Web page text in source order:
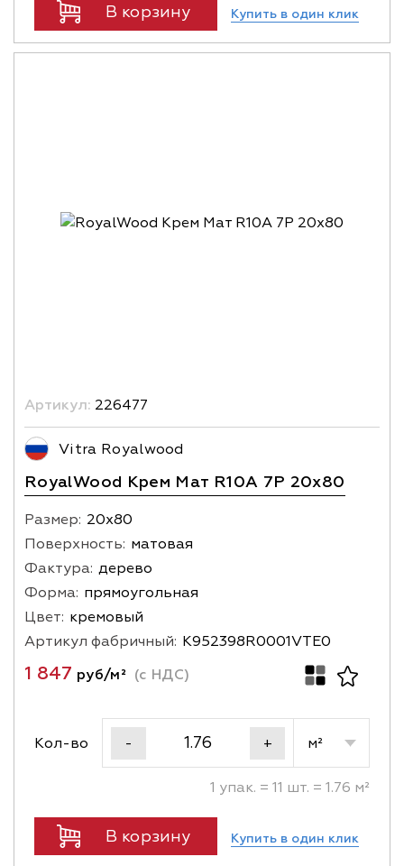
В корзину Купить в один клик
Артикул: 226477
Vitra Royalwood
RoyalWood Крем Мат R10A 7Р 20х80
Размер: 20х80
Поверхность: матовая
Фактура: дерево
Форма: прямоугольная
Цвет: кремовый
Артикул фабричный: K952398R0001VTE0
1 847 руб/м² (с НДС)
Кол-во - + м²
1 упак. = 11 шт. = 1.76 м²
В корзину Купить в один клик